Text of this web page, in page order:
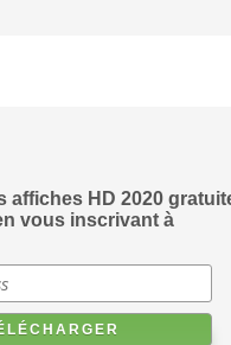
affiches HD 2020
vous inscrivant à